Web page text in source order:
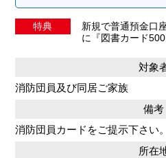
特典
新規で普通預金口
に『図書カード
対象
消防団員及び同居ご家族
備考
消防団員カードをご提示下さい。
所在